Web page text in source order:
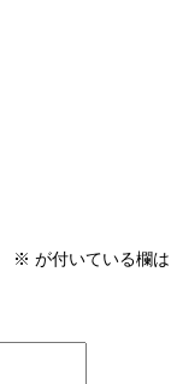
※ が付いている欄は